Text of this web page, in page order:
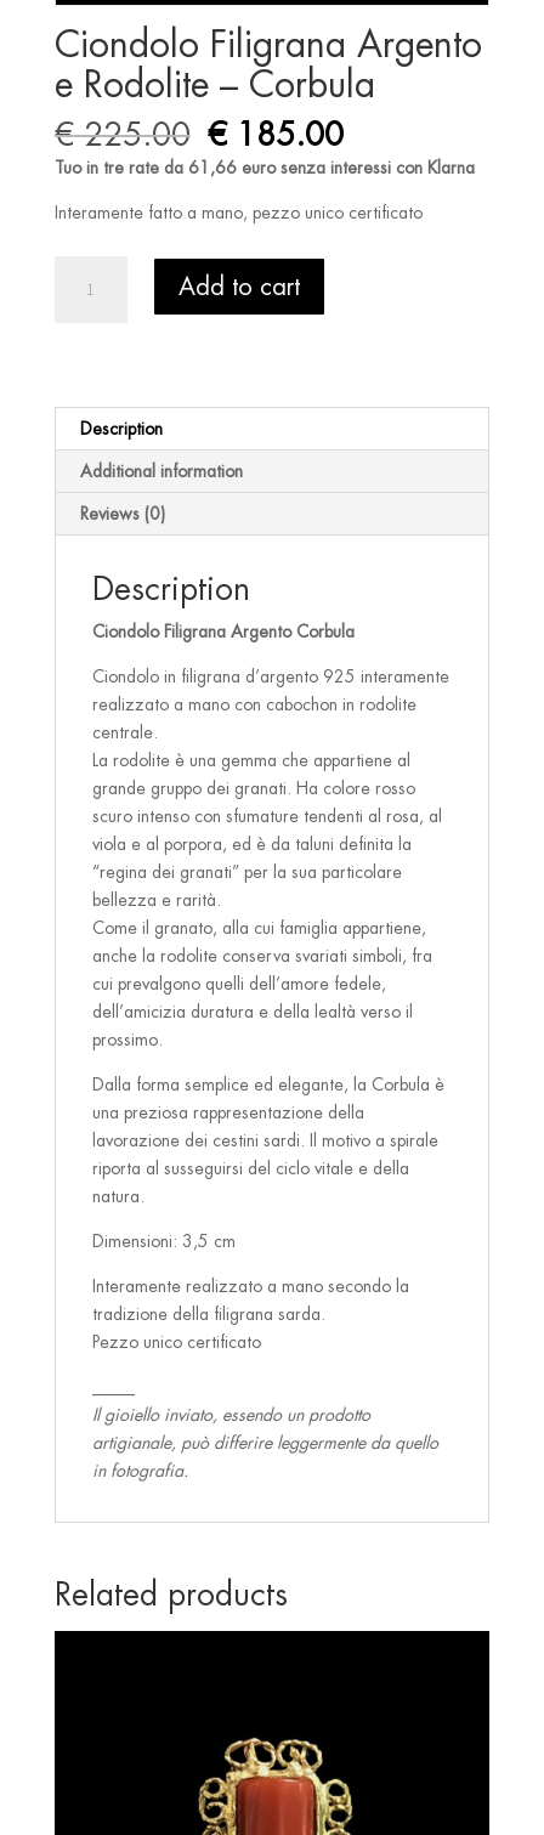
Ciondolo Filigrana Argento
e Rodolite – Corbula
€225.00 Original
price
was:
€ 225.00.
€185.00Current
price
€ 185.00.
Tuo in tre rate da 61,66 euro senza interessi con Klarna
Interamente fatto a mano, pezzo unico certificato
Filigrana
-
Corbula
quantity
Add to cart
Description
Additional information
Reviews (0)
Description
Ciondolo Filigrana Argento Corbula
Ciondolo in filigrana d’argento 925 interamente
realizzato a mano con cabochon in rodolite
centrale.
La rodolite è una gemma che appartiene al
grande gruppo dei granati. Ha colore rosso
scuro intenso con sfumature tendenti al rosa, al
viola e al porpora, ed è da taluni definita la
“regina dei granati” per la sua particolare
bellezza e rarità.
Come il granato, alla cui famiglia appartiene,
anche la rodolite conserva svariati simboli, fra
cui prevalgono quelli dell’amore fedele,
dell’amicizia duratura e della lealtà verso il
prossimo.
Dalla forma semplice ed elegante, la Corbula è
una preziosa rappresentazione della
lavorazione dei cestini sardi. Il motivo a spirale
riporta al susseguirsi del ciclo vitale e della
natura.
Dimensioni: 3,5 cm
Interamente realizzato a mano secondo la
tradizione della filigrana sarda.
Pezzo unico certificato
Il gioiello inviato, essendo un prodotto
artigianale, può differire leggermente da quello
in fotografia.
Related products